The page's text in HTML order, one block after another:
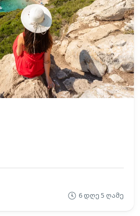
6 დღე 5 ღამე